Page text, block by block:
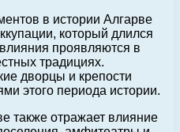
в истории Алгарве
который длился
проявляются в
традициях.
дворцы и крепости
этого периода истории.
также отражает влияние